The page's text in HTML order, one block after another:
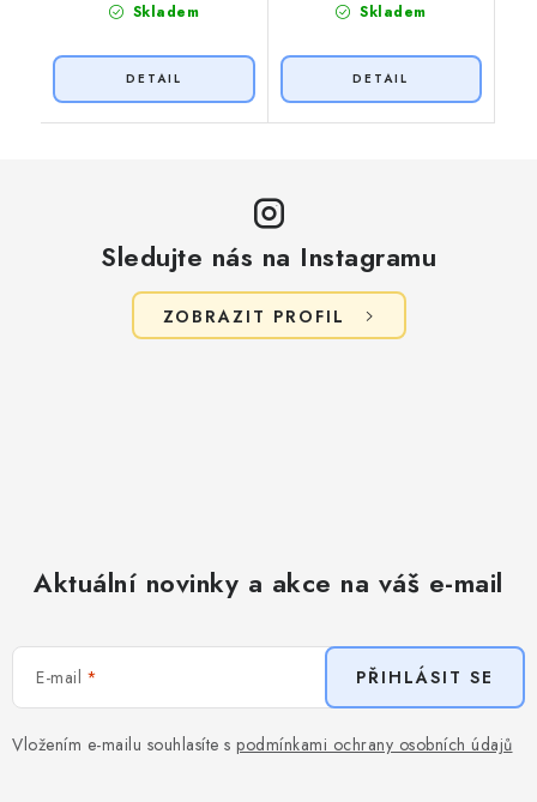
Skladem Skladem
Sledujte nás na Instagramu
ZOBRAZIT PROFIL
Aktuální novinky a akce na váš e-mail
E-mail
Vložením e-mailu souhlasíte s podmínkami ochrany osobních údajů
PŘIHLÁSIT SE